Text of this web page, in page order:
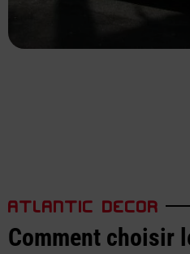
ATLANTIC DECOR
Comment choisir